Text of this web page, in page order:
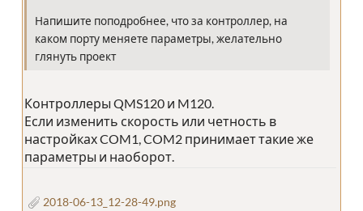
Напишите поподробнее, что за контроллер, на
каком порту меняете параметры, желательно
глянуть проект
Контроллеры QMS120 и M120.
Если изменить скорость или четность в
настройках COM1, COM2 принимает такие же
параметры и наоборот.
2018-06-13_12-28-49.png